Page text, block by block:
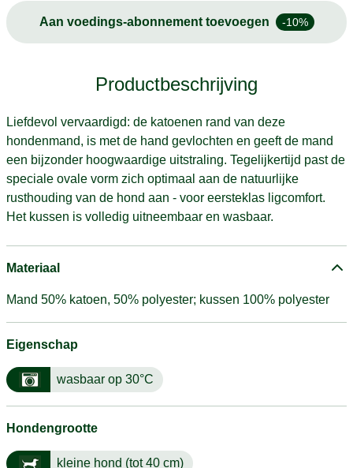
Aan voedings-abonnement toevoegen -10%
Productbeschrijving
Liefdevol vervaardigd: de katoenen rand van deze
hondenmand, is met de hand gevlochten en geeft de mand
een bijzonder hoogwaardige uitstraling. Tegelijkertijd past de
speciale ovale vorm zich optimaal aan de natuurlijke
rusthouding van de hond aan - voor eersteklas ligcomfort.
Het kussen is volledig uitneembaar en wasbaar.
Materiaal
Mand 50% katoen, 50% polyester; kussen 100% polyester
Eigenschap
wasbaar op 30°C
Hondengrootte
kleine hond (tot 40 cm)